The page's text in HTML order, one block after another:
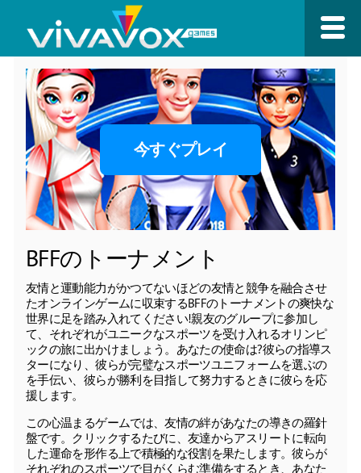
今すぐプレイ
BFFのトーナメント
友情と運動能力がかつてないほどの友情と競争を融合させ
たオンラインゲームに収束するBFFのトーナメントの爽快な
世界に足を踏み入れてください!親友のグループに参加し
て、それぞれがユニークなスポーツを受け入れるオリンピ
ックの旅に出かけましょう。あなたの使命は?彼らの指導ス
ターになり、彼らが完璧なスポーツユニフォームを選ぶの
を手伝い、彼らが勝利を目指して努力するときに彼らを応
援します。
この心温まるゲームでは、友情の絆があなたの導きの羅針
盤です。クリックするたびに、友達からアスリートに転向
した運命を形作る上で積極的な役割を果たします。彼らが
それぞれのスポーツで目がくらむ準備をするとき、あなた